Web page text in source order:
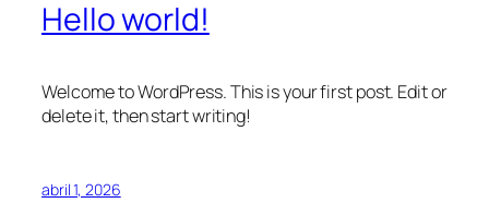
Hello world!
Welcome to WordPress. This is your first post. Edit or
delete it, then start writing!
abril 1, 2026